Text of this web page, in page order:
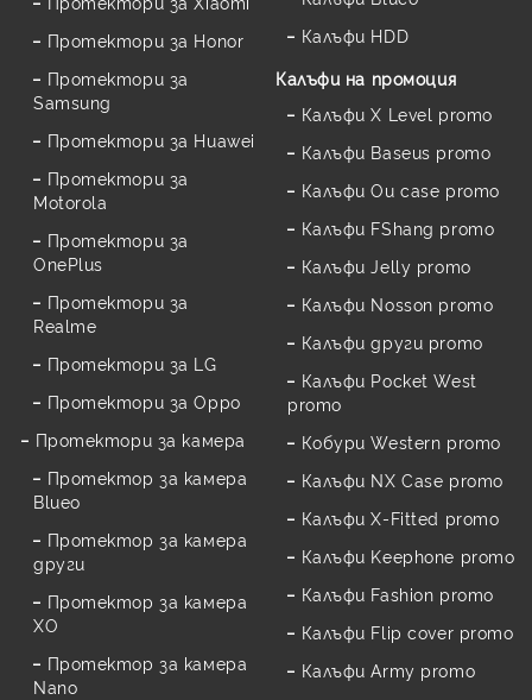
Протектори за Honor
Протектори за
Samsung
Протектори за Huawei
Протектори за
Motorola
Протектори за
OnePlus
Протектори за
Realme
Протектори за LG
Протектори за Oppo
Протектори за камера
Протектор за камера
Blueo
Протектор за камера
други
Протектор за камера
XO
Протектор за камера
Nano
Калъфи HDD
Калъфи на промоция
Калъфи X Level promo
Калъфи Baseus promo
Калъфи Ou case promo
Калъфи FShang promo
Калъфи Jelly promo
Калъфи Nosson promo
Калъфи други promo
Калъфи Pocket West
promo
Кобури Western promo
Калъфи NX Case promo
Калъфи X-Fitted promo
Калъфи Keephone promo
Калъфи Fashion promo
Калъфи Flip cover promo
Калъфи Army promo